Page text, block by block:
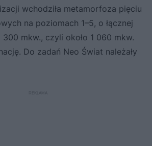
wchodziła metamorfoza pięciu
na poziomach 1–5, o łącznej
mkw., czyli około 1 060 mkw.
Do zadań Neo Świat należały